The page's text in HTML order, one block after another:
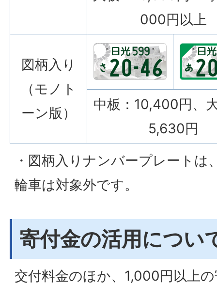
000円以上
図柄入り
（モノト
ーン版）
中板：10,400円、
5,630円
・図柄入りナンバープレートは
輪車は対象外です。
寄付金の活用につい
交付料金のほか、1,000円以上